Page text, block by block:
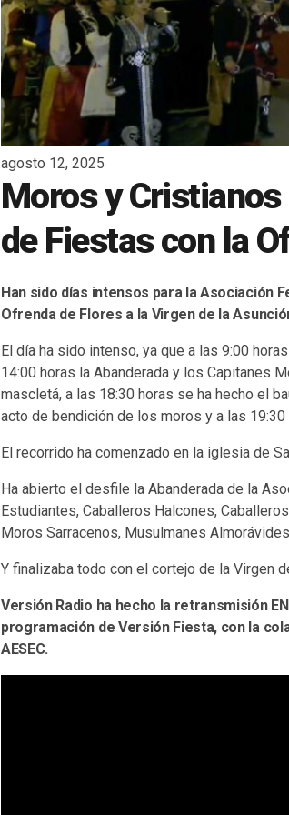
agosto 12, 2025
Moros y
de Fiestas con la
Han sido días intensos para la Asociación
Ofrenda de Flores a la Virgen de la
El día ha sido intenso, ya que a las 9:00
14:00 horas la Abanderada y los Capitanes
mascletá, a las 18:30 horas se ha hecho el
acto de bendición de los moros y a las
El recorrido ha comenzado en la iglesia de
Ha abierto el desfile la Abanderada de la
Estudiantes, Caballeros Halcones,
Moros Sarracenos, Musulmanes
Y finalizaba todo con el cortejo de la Virgen
Versión Radio ha hecho la retransmisión
programación de Versión Fiesta, con la
AESEC.